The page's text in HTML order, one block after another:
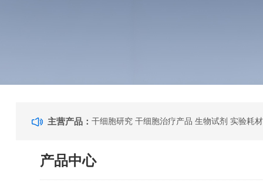
主营产品：干细胞研究 干细胞治疗产品 生物试剂 实验耗
产品中心